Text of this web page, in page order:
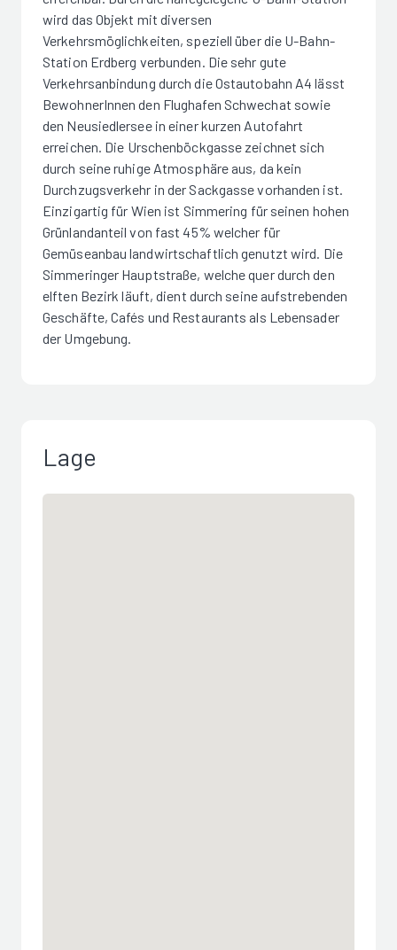
wird das Objekt mit diversen
Verkehrsmöglichkeiten, speziell über die U-Bahn-
Station Erdberg verbunden. Die sehr gute
Verkehrsanbindung durch die Ostautobahn A4 lässt
BewohnerInnen den Flughafen Schwechat sowie
den Neusiedlersee in einer kurzen Autofahrt
erreichen. Die Urschenböckgasse zeichnet sich
durch seine ruhige Atmosphäre aus, da kein
Durchzugsverkehr in der Sackgasse vorhanden ist.
Einzigartig für Wien ist Simmering für seinen hohen
Grünlandanteil von fast 45% welcher für
Gemüseanbau landwirtschaftlich genutzt wird. Die
Simmeringer Hauptstraße, welche quer durch den
elften Bezirk läuft, dient durch seine aufstrebenden
Geschäfte, Cafés und Restaurants als Lebensader
der Umgebung.
Lage